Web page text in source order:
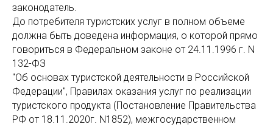
законодатель.
До потребителя туристских услуг в полном объеме
должна быть доведена информация, о которой прямо
говориться в Федеральном законе от 24.11.1996 г. N
132-ФЗ
"Об основах туристской деятельности в Российской
Федерации", Правилах оказания услуг по реализации
туристского продукта (Постановление Правительства
РФ от 18.11.2020г. N1852), межгосударственном